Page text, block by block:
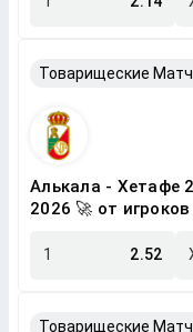
Алькала - Хетафе
2026 🚀 от
1 2.52